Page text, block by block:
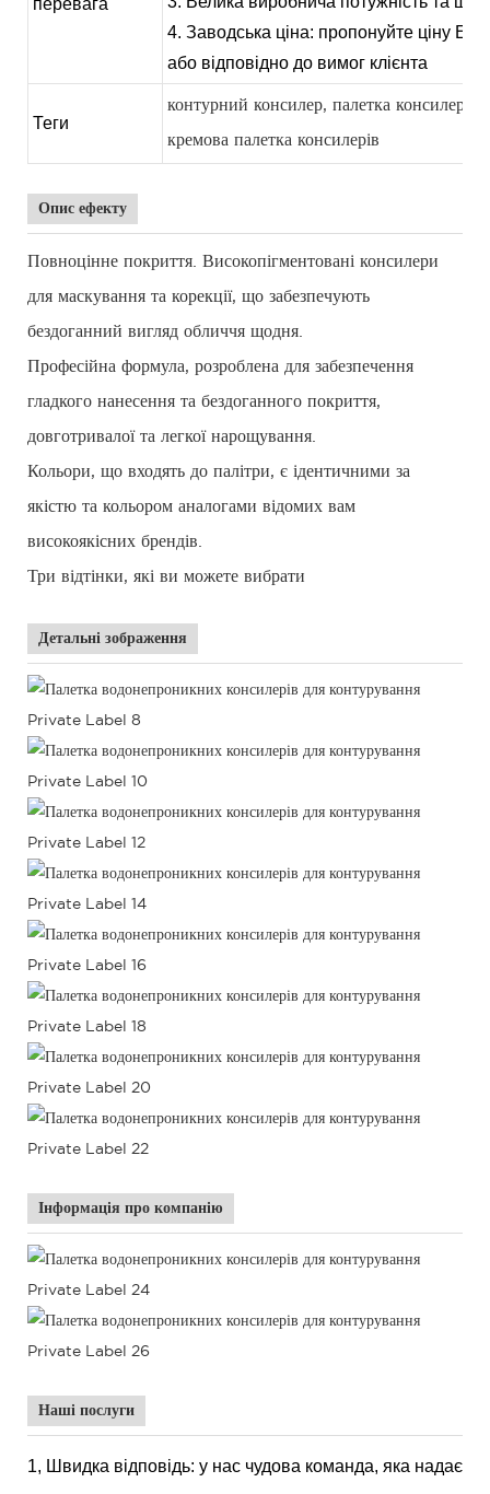
4. Заводська ціна: пропонуйте ціну
або відповідно до вимог клієнта
Теги
контурний консилер, палетка консилерів
кремова палетка консилерів
Опис ефекту
Повноцінне покриття. Високопігментовані консилери
для маскування та корекції, що забезпечують
бездоганний вигляд обличчя щодня.
Професійна формула, розроблена для забезпечення
гладкого нанесення та бездоганного покриття,
довготривалої та легкої нарощування.
Кольори, що входять до палітри, є ідентичними за
якістю та кольором аналогами відомих вам
високоякісних брендів.
Три відтінки, які ви можете вибрати
Детальні зображення
Інформація про компанію
Наші послуги
1, Швидка відповідь: у нас чудова команда, яка надає